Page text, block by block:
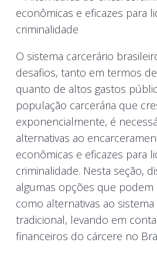
O sistema carcerário
desafios, tanto em termos
quanto de altos gastos
população carcerária que
exponencialmente, é
alternativas ao
econômicas e eficazes para
criminalidade. Nesta seção,
algumas opções que podem
como alternativas ao
tradicional, levando em
financeiros do cárcere no